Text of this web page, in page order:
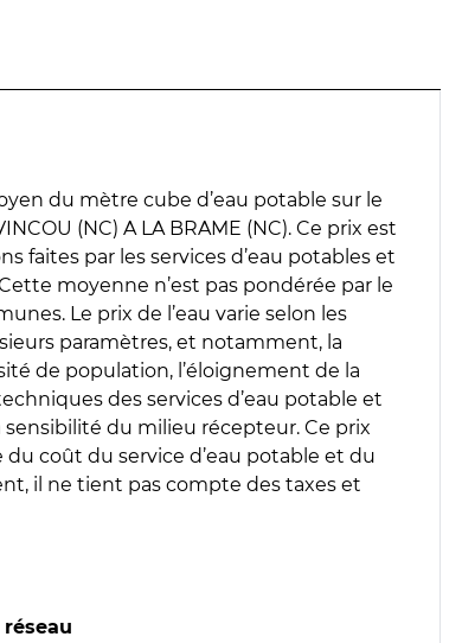
du mètre cube d’eau potable sur le
(NC) A LA BRAME (NC). Ce prix est
faites par les services d’eau potables et
moyenne n’est pas pondérée par le
Le prix de l’eau varie selon les
paramètres, et notamment, la
de population, l’éloignement de la
des services d’eau potable et
sensibilité du milieu récepteur. Ce prix
coût du service d’eau potable et du
il ne tient pas compte des taxes et